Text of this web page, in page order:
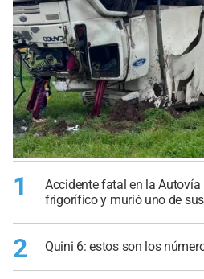
1
Accidente fatal en la
frigorífico y murió uno de
2 Quini 6: estos son los